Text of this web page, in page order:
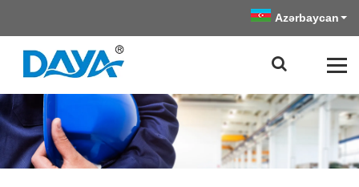
Azərbaycan